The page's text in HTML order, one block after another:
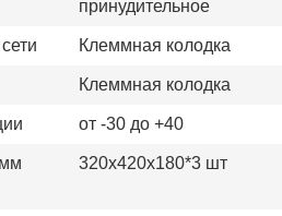
принудительное
Клеммная колодка
Клеммная колодка
от -30 до +40
320х420х180*3 шт